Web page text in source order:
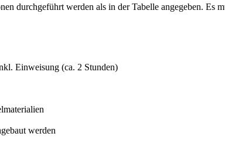
durchgeführt werden als in der Tabelle angegeben. Es
Einweisung (ca. 2 Stunden)
werden